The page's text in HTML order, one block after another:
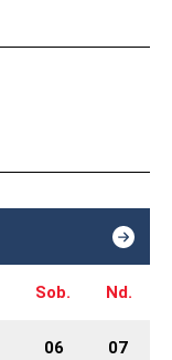
Sob. Nd.
06 07